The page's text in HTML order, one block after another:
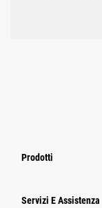
Prodotti
Servizi E Assistenza